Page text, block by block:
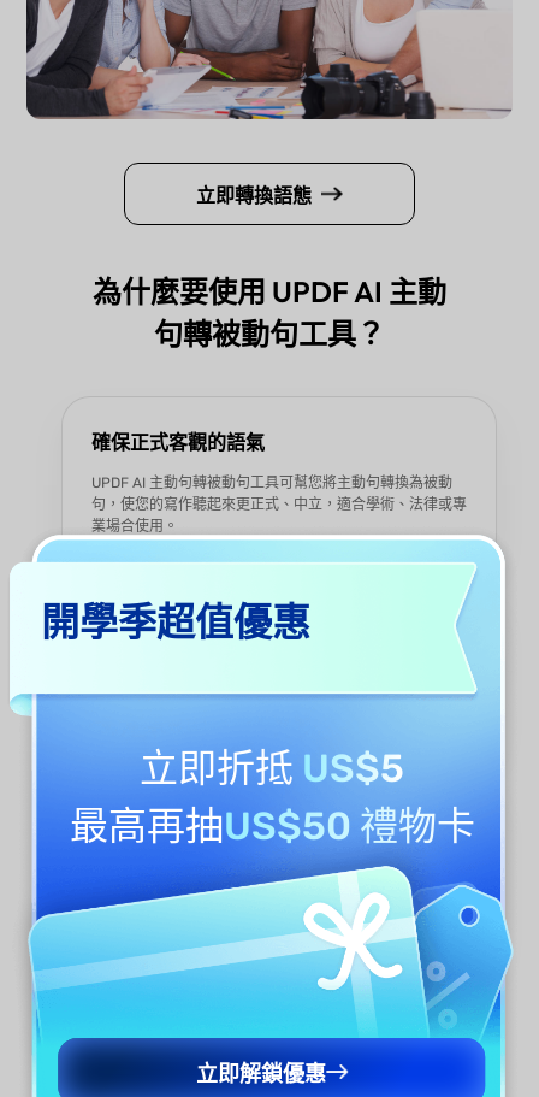
立即轉換語態
為什麼要使用 UPDF AI 主動
句轉被動句工具？
確保正式客觀的語氣
UPDF AI 主動句轉被動句工具可幫您將主動句轉換為被動
句，使您的寫作聽起來更正式、中立，適合學術、法律或專
業場合使用。
簡化複雜的改寫工作
您的時間和精力，無論您正在編輯報告、法律文件或技術手
免費使用，無需註冊
UPDF AI 讓您免費即時轉換語態和校正語法，無需付費或註
冊。提供 100 次免費查詢，您可以使用其 ChatGPT-5 和
DeepSeek R1 模式處理小型任務，無需任何承諾即可獲得
開學季超值優惠
立即折抵 US$5
最高再抽US$50 禮物卡
立即解鎖優惠